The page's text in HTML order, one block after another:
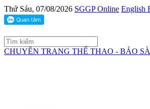
Thứ Sáu, 07/08/2026 SGGP Online English
CHUYÊN TRANG THỂ THAO - BÁO